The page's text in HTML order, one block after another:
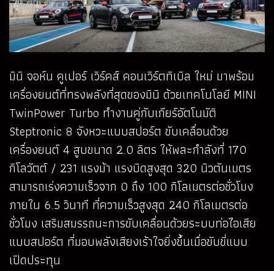
มินิ จอห์น คูเปอร์ เวิร์คส์ คอนเวิร์ตทิเบิล ใหม่ มาพร้อม
เครื่องยนต์ที่ทรงพลังที่สุดของมินิ ด้วยเทคโนโลยี MINI
TwinPower Turbo ทำงานคู่กับเกียร์อัตโนมัติ
Steptronic 8 จังหวะแบบสปอร์ต ขับเคลื่อนด้วย
เครื่องยนต์ 4 สูบขนาด 2.0 ลิตร ให้พละกำลังที่ 170
กิโลวัตต์ / 231 แรงม้า แรงบิดสูงสุด 320 นิวตันเมตร
สามารถเร่งความเร็วจาก 0 ถึง 100 กิโลเมตรต่อชั่วโมง
ภายใน 6.5 วินาที ที่ความเร็วสูงสุด 240 กิโลเมตรต่อ
ชั่วโมง เสริมสมรรถนะการขับเคลื่อนด้วยระบบท่อไอเสีย
แบบสปอร์ต ที่มอบพลังเสียงเร้าใจยิ่งขึ้นเมื่อขับขี่แบบ
เปิดประทุน